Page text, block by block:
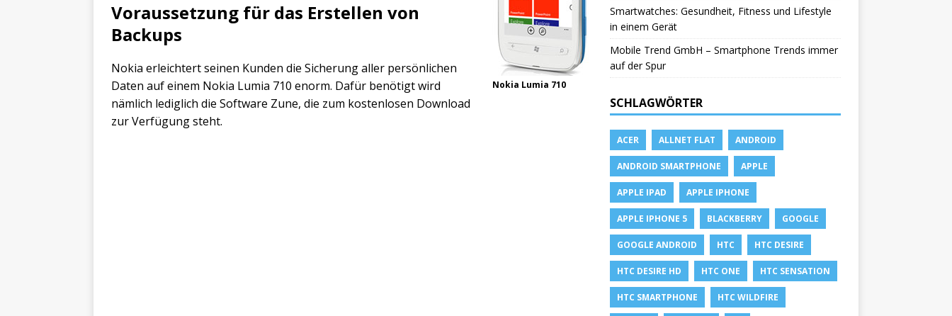
Nokia Lumia 710
Voraussetzung für das Erstellen von
Backups
Nokia erleichtert seinen Kunden die Sicherung aller persönlichen
Daten auf einem Nokia Lumia 710 enorm. Dafür benötigt wird
nämlich lediglich die Software Zune, die zum kostenlosen Download
zur Verfügung steht.
Smartwatches: Gesundheit, Fitness und Lifestyle
in einem Gerät
Mobile Trend GmbH – Smartphone Trends immer
auf der Spur
SCHLAGWÖRTER
ACER ALLNET FLAT ANDROID
ANDROID SMARTPHONE APPLE
APPLE IPAD APPLE IPHONE
APPLE IPHONE 5 BLACKBERRY GOOGLE
GOOGLE ANDROID HTC HTC DESIRE
HTC DESIRE HD HTC ONE HTC SENSATION
HTC SMARTPHONE HTC WILDFIRE